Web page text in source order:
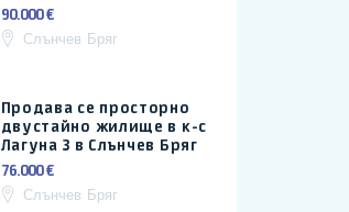
90.000 €
Слънчев Бряг
Продава се просторно
двустайно жилище в к-с
Лагуна 3 в Слънчев Бряг
76.000 €
Слънчев Бряг